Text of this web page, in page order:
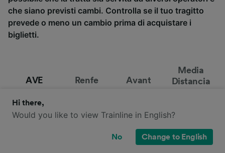
che siano previsti cambi. Controlla se il tuo tragitto
prevede o meno un cambio prima di acquistare i
biglietti.
AVE Renfe Avant
Media
Distancia
Hi there,
Would you like to view Trainline in English?
No Change to English